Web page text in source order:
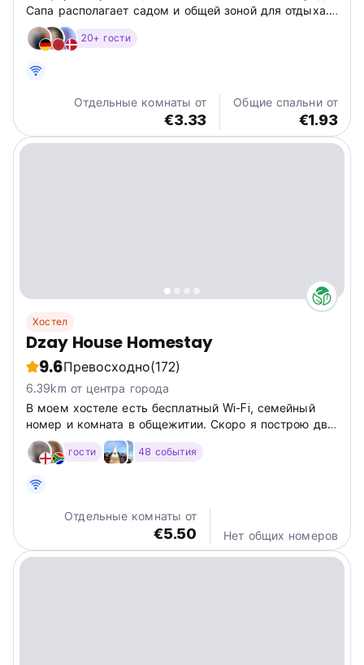
Сапа располагает садом и общей зоной для отдыха.
Современные удобства: хостел с кондиционером,
террасой, балконом и патио. В каждом номере есть
бесплатными туалетно-косметическими...
20+ гости
Отдельные комнаты от
€3.33
Общие спальни от
€1.93
Хостел
Dzay House Homestay
9.6Превосходно(172)
6.39km от центра города
В моем хостеле есть бесплатный Wi-Fi, семейный
номер и комната в общежитии. Скоро я построю две
отдельные комнаты, и завтрак включен в стоимость.
Мы принимаем только наличные.
гости 48 события
Отдельные комнаты от
€5.50 Нет общих номеров